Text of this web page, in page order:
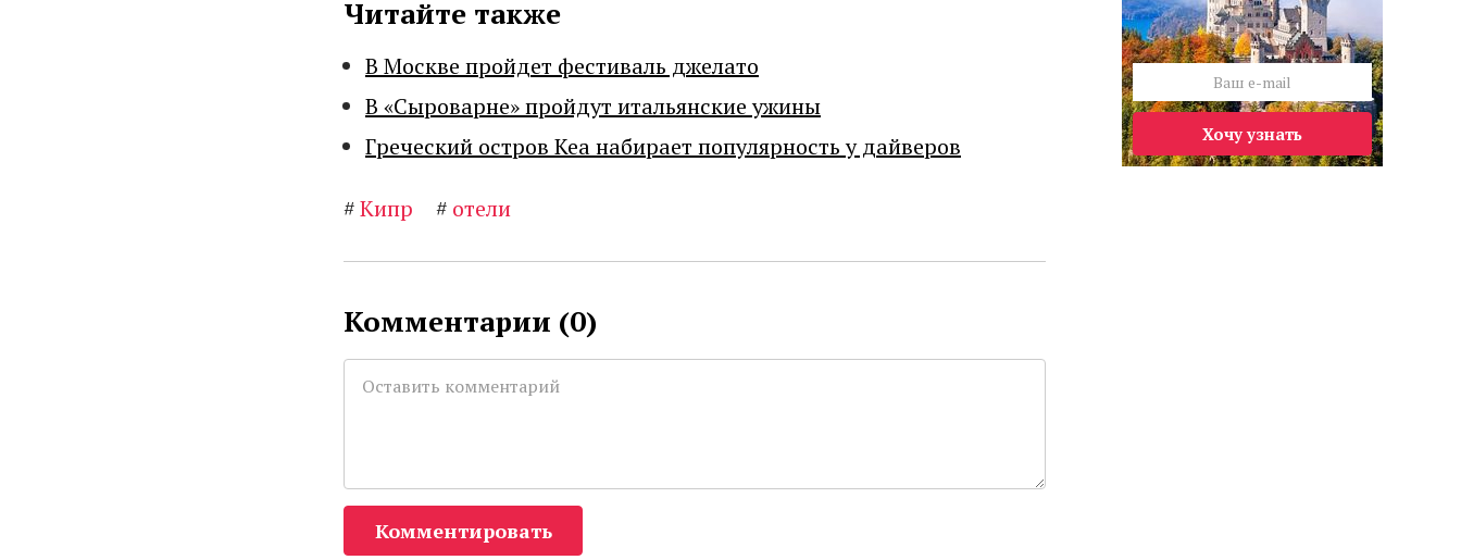
Читайте также
В Москве пройдет фестиваль джелато
В «Сыроварне» пройдут итальянские ужины
Греческий остров Кеа набирает популярность у дайверов
#Кипр # отели
Комментарии (0)
Комментировать
Хочу узнать